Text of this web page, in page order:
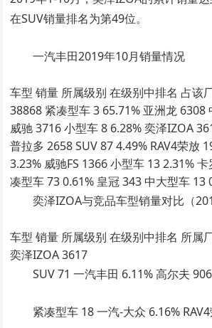
在SUV销量排名为第49位。
一汽丰田2019年10月销量情况
车型 销量 所属级别 在级别中排名 占该
38868 紧凑型车 3 65.71% 亚洲龙 6308
威驰 3716 小型车 8 6.28% 奕泽IZOA
普拉多 2658 SUV 87 4.49% RAV4荣放
3.23% 威驰FS 1366 小型车 13 2.31%
凑型车 73 0.61% 皇冠 343 中大型车 13
奕泽IZOA与竞品车型销量对比（
车型 销量 所属级别 在级别中排名 所属
奕泽IZOA 3617
SUV 71 一汽丰田 6.11% 高尔夫
紧凑型车 18 一汽-大众 6.16%